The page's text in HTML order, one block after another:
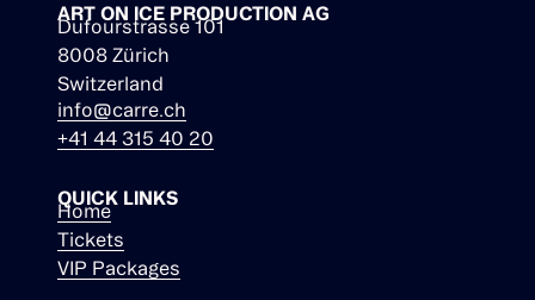
ART ON ICE PRODUCTION AG
Dufourstrasse 101
8008 Zürich
Switzerland
info@carre.ch
+41 44 315 40 20
QUICK LINKS
Home
Tickets
VIP Packages